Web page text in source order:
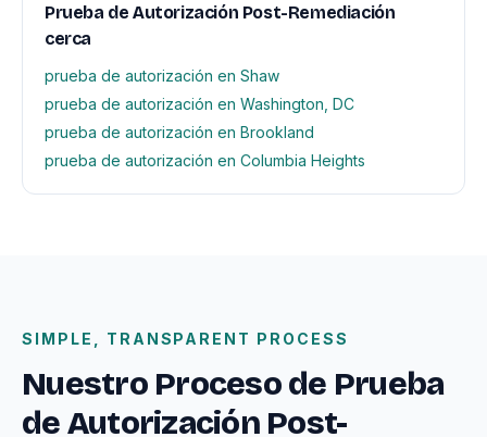
Prueba de Autorización Post-Remediación
cerca
prueba de autorización en Shaw
prueba de autorización en Washington, DC
prueba de autorización en Brookland
prueba de autorización en Columbia Heights
SIMPLE, TRANSPARENT PROCESS
Nuestro Proceso de Prueba
de Autorización Post-